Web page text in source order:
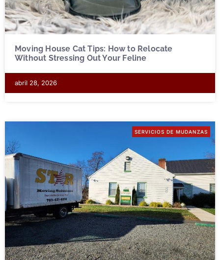
Moving House Cat Tips: How to Relocate
Without Stressing Out Your Feline
abril 28, 2026
SERVICIOS DE MUDANZAS